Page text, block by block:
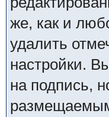
же, как и
удалить
настройки.
на подпись,